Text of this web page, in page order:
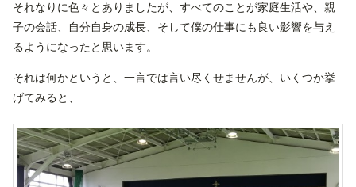
それなりに色々とありましたが、すべてのことが家庭生活や、親
子の会話、自分自身の成長、そして僕の仕事にも良い影響を与え
るようになったと思います。
それは何かというと、一言では言い尽くせませんが、いくつか挙
げてみると、